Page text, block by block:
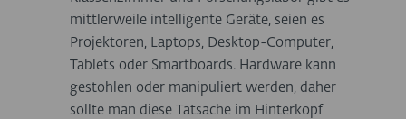
mittlerweile intelligente Geräte, seien es
Projektoren, Laptops, Desktop-Computer,
Tablets oder Smartboards. Hardware kann
gestohlen oder manipuliert werden, daher
sollte man diese Tatsache im Hinterkopf